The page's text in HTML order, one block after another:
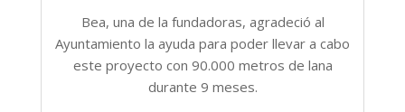
Bea, una de la fundadoras, agradeció al
Ayuntamiento la ayuda para poder llevar a cabo
este proyecto con 90.000 metros de lana
durante 9 meses.